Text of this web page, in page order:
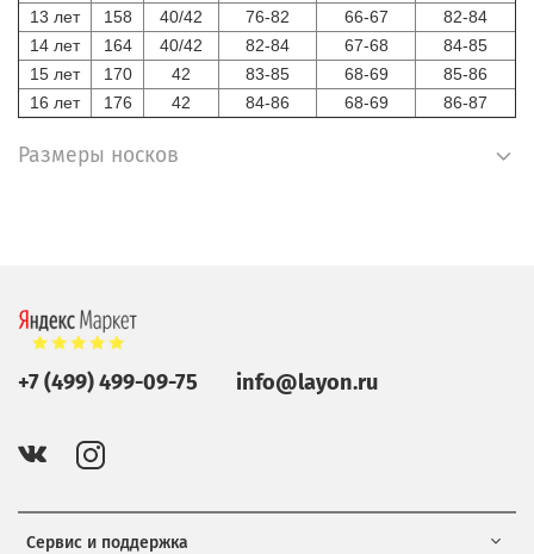
13 лет
158 40/42 76-82 66-67
82-84
14 лет
164 40/42 82-84 67-68
84-85
15 лет
170 42 83-85 68-69
85-86
16 лет
176 42 84-86 68-69 86-87
Размеры носков
Сервис и поддержка
+7 (499) 499-09-75 info@layon.ru